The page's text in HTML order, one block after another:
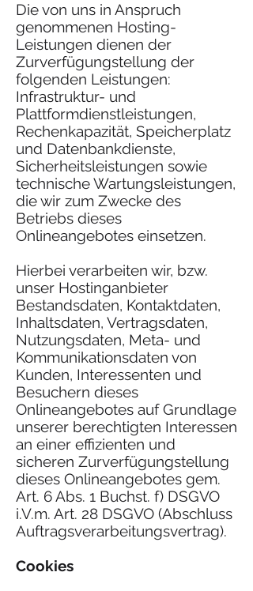
Die von uns in Anspruch
genommenen Hosting-
Leistungen dienen der
Zurverfügungstellung der
folgenden Leistungen:
Infrastruktur- und
Plattformdienstleistungen,
Rechenkapazität, Speicherplatz
und Datenbankdienste,
Sicherheitsleistungen sowie
technische Wartungsleistungen,
die wir zum Zwecke des
Betriebs dieses
Onlineangebotes einsetzen.
Hierbei verarbeiten wir, bzw.
unser Hostinganbieter
Bestandsdaten, Kontaktdaten,
Inhaltsdaten, Vertragsdaten,
Nutzungsdaten, Meta- und
Kommunikationsdaten von
Kunden, Interessenten und
Besuchern dieses
Onlineangebotes auf Grundlage
unserer berechtigten Interessen
an einer effizienten und
sicheren Zurverfügungstellung
dieses Onlineangebotes gem.
Art. 6 Abs. 1 Buchst. f) DSGVO
i.V.m. Art. 28 DSGVO (Abschluss
Auftragsverarbeitungsvertrag).
Cookies